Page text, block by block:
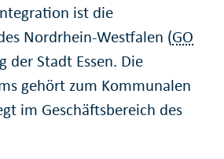
ist die
Nordrhein-Westfalen (GO
der Stadt Essen. Die
gehört zum Kommunalen
im Geschäftsbereich des